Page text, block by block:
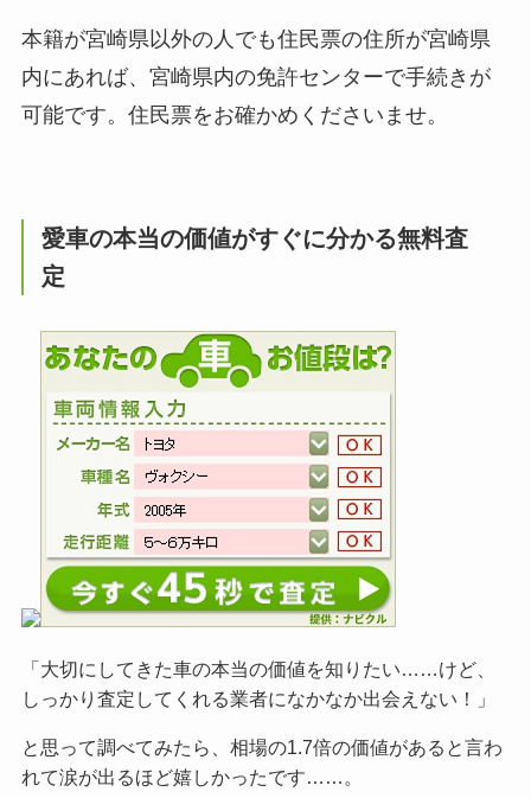
本籍が宮崎県以外の人でも住民票の住所が宮崎県
内にあれば、宮崎県内の免許センターで手続きが
可能です。住民票をお確かめくださいませ。
愛車の本当の価値がすぐに分かる無料査
定
「大切にしてきた車の本当の価値を知りたい……けど、
しっかり査定してくれる業者になかなか出会えない！」
と思って調べてみたら、相場の1.7倍の価値があると言わ
れて涙が出るほど嬉しかったです……。